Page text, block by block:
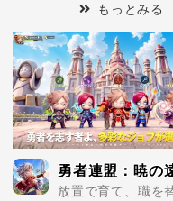
もっとみる
を迎え撃て..
勇者連盟：暁の
放置で育て、職を